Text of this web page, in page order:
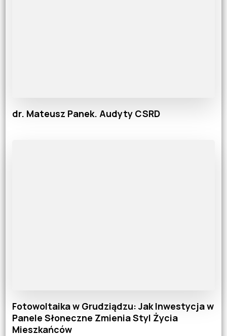
dr. Mateusz Panek. Audyty CSRD
Fotowoltaika w Grudziądzu: Jak Inwestycja w
Panele Słoneczne Zmienia Styl Życia
Mieszkańców